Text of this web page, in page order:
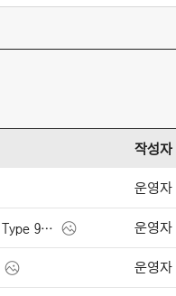
작성자
운영자
싱어 911 Carrera Cabriolet Reimagined Type 964 (2026) 운영자
운영자